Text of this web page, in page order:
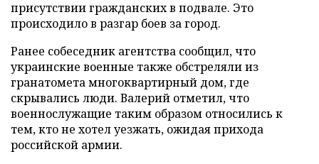
присутствии гражданских в подвале. Это
происходило в разгар боев за город.
Ранее собеседник агентства сообщил, что
украинские военные также обстреляли из
гранатомета многоквартирный дом, где
скрывались люди. Валерий отметил, что
военнослужащие таким образом относились к
тем, кто не хотел уезжать, ожидая прихода
российской армии.